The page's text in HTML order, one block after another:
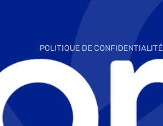
POLITIQUE DE CONFIDENTIALITÉ